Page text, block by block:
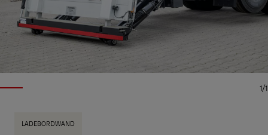
1/1
LADEBORDWAND